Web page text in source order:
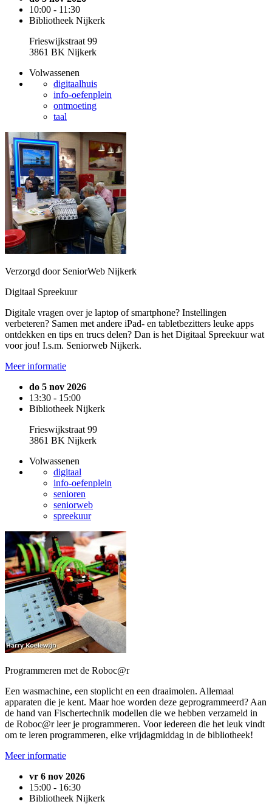
10:00 - 11:30
Bibliotheek Nijkerk
Frieswijkstraat 99
3861 BK Nijkerk
Volwassenen
digitaalhuis
info-oefenplein
ontmoeting
taal
Verzorgd door SeniorWeb Nijkerk
Digitaal Spreekuur
Digitale vragen over je laptop of smartphone? Instellingen
verbeteren? Samen met andere iPad- en tabletbezitters leuke apps
ontdekken en tips en trucs delen? Dan is het Digitaal Spreekuur wat
voor jou! I.s.m. Seniorweb Nijkerk.
Meer informatie
do 5 nov 2026
13:30 - 15:00
Bibliotheek Nijkerk
Frieswijkstraat 99
3861 BK Nijkerk
Volwassenen
digitaal
info-oefenplein
senioren
seniorweb
spreekuur
Programmeren met de Roboc@r
Een wasmachine, een stoplicht en een draaimolen. Allemaal
apparaten die je kent. Maar hoe worden deze geprogrammeerd? Aan
de hand van Fischertechnik modellen die we hebben verzameld in
de Roboc@r leer je programmeren. Voor iedereen die het leuk vindt
om te leren programmeren, elke vrijdagmiddag in de bibliotheek!
Meer informatie
vr 6 nov 2026
15:00 - 16:30
Bibliotheek Nijkerk